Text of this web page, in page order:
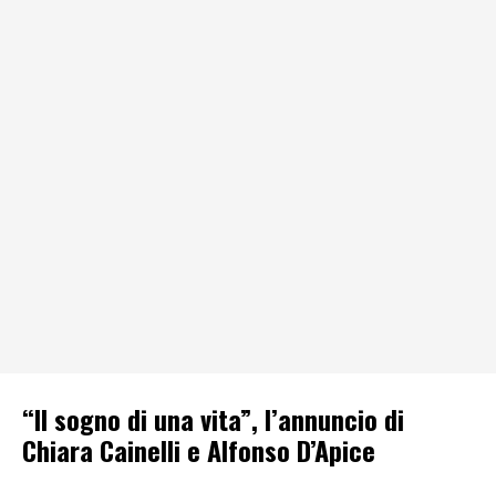
“Il sogno di una vita”, l’annuncio di
Chiara Cainelli e Alfonso D’Apice